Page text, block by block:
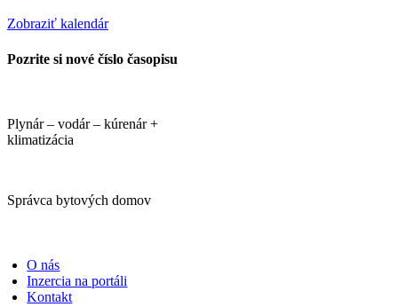
Zobraziť kalendár
Pozrite si nové číslo časopisu
Plynár – vodár – kúrenár +
klimatizácia
Správca bytových domov
O nás
Inzercia na portáli
Kontakt